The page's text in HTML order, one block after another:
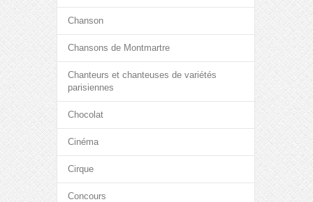
Chanson
Chansons de Montmartre
Chanteurs et chanteuses de variétés
parisiennes
Chocolat
Cinéma
Cirque
Concours